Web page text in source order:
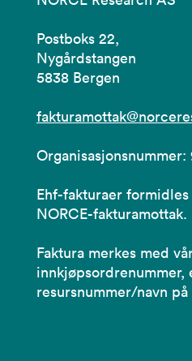
Postboks 22,
Nygårdstangen
5838 Bergen
Organisasjonsnummer:
Ehf-fakturaer
NORCE-fakturamottak.
Faktura merkes med
innkjøpsordrenummer,
resursnummer/navn